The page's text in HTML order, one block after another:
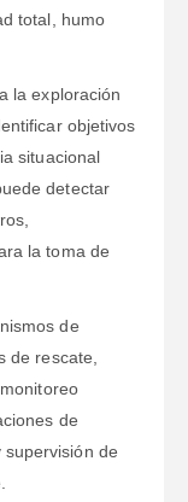
total, humo
la exploración
objetivos
situacional
detectar
la toma de
de
de rescate,
de
de